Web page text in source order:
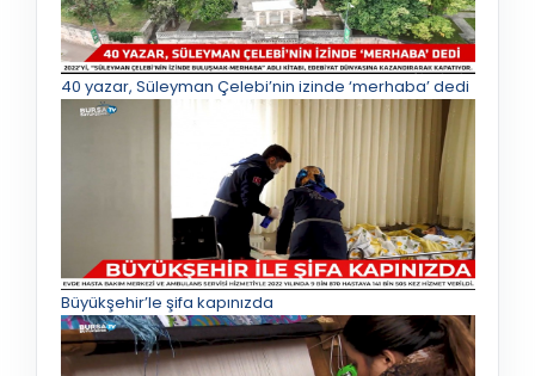
40 yazar, Süleyman Çelebi’nin izinde ‘merhaba’ dedi
Büyükşehir’le şifa kapınızda